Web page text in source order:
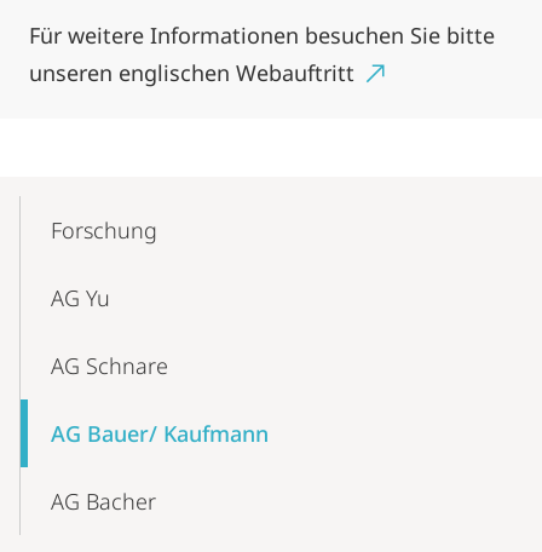
Für weitere Informationen besuchen Sie bitte
unseren englischen Webauftritt
NavigationForschung
AG Yu
AG Schnare
AG Bauer/ Kaufmann
AG Bacher